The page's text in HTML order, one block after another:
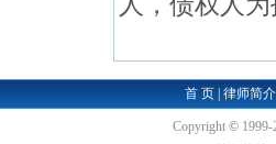
首 页| 律师简介
Copyright ©